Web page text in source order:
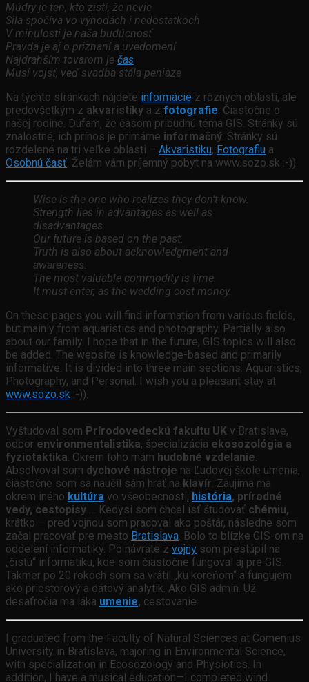
Múdry je ten, kto zistí, že nevie
Sila spočíva vo výhodách i nedostatkoch
V minulosti je naša budúcnosť
Pravda je aj o priznaní a uvedomení
Najdrahším tovarom je čas
Musí vojsť, veď svadba stála peniaze
Na týchto stránkach nájdete informácie z rôznych oblastí, ale
predovšetkým z akvaristiky a z fotografie. Čiastočne o
našej rodine. Dúfam, že časom pribudnú téma GIS. Stránky sú
znalostné, ich prínos je primárne informačný. Stránky sú
rozdelené na tri veľké oblasti – Akvaristiku, Fotografiu a
Osobnú časť. Želám vám príjemný pobyt na www.sozo.sk :-)).
Wise is the one who realizes they don’t know.
Strength lies in advantages as well as
disadvantages.
Our future is based on the past.
Truth is also about acknowledgment and
awareness.
The most valuable commodity is time.
It must enter, as the wedding cost money.
On these pages you will find information from various fields,
but mainly from aquaristics and photography. Partially also
about our family. I hope that in the future, GIS topics will also
be added. The website is knowledge-based and primarily
informative. It is divided into three main sections: Aquaristics,
Photography, and Personal. I wish you a pleasant stay at
www.sozo.sk :-)).
Vyštudoval som Prírodovedeckú fakultu UK v Bratislave,
odbor environmentalistika, špecializácia ekosozológia a
fyziotaktika. Okrem toho mám hudobné vzdelanie.
Absolvoval som dychové nástroje na Ľudovej škole umenia,
čiastočne som sa naučil sám hrať na klavír. Zaujíma ma
okrem iného kultúra vo všeobecnosti, história, prírodné
vedy, cestopisy … Kedysi som chcel ísť študovať chémiu,
krátko – pred vojnou som pracoval ako poštár, následne som
začal pracovať pre mesto Bratislava. Bolo to blízke GIS-om na
oddelení informatiky. Po návrate z vojny som prestúpil na
„čistú“ informatiku, kde som čiastočne fungoval aj pre GIS.
Takmer po 20 rokoch som sa vrátil „ku koreňom“ a fungujem
ako priestorový a dátový analytik. Ako GIS admin. Už
desaťročia ma láka umenie, cestovanie.
I graduated from the Faculty of Natural Sciences at Comenius
University in Bratislava, majoring in Environmental Science,
with specialization in Ecosozology and Physiotics. In
addition, I have a musical education—I completed wind